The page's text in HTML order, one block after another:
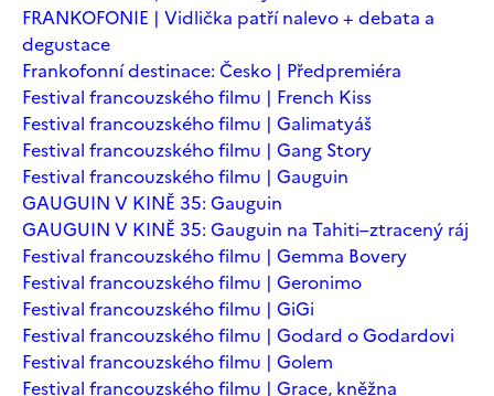
FRANKOFONIE | Vidlička patří nalevo + debata a
degustace
Frankofonní destinace: Česko | Předpremiéra
Festival francouzského filmu | French Kiss
Festival francouzského filmu | Galimatyáš
Festival francouzského filmu | Gang Story
Festival francouzského filmu | Gauguin
GAUGUIN V KINĚ 35: Gauguin
GAUGUIN V KINĚ 35: Gauguin na Tahiti–ztracený ráj
Festival francouzského filmu | Gemma Bovery
Festival francouzského filmu | Geronimo
Festival francouzského filmu | GiGi
Festival francouzského filmu | Godard o Godardovi
Festival francouzského filmu | Golem
Festival francouzského filmu | Grace, kněžna